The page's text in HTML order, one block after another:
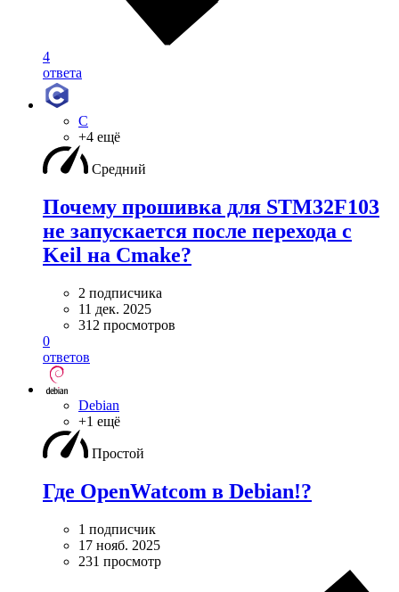
4
ответа
C
+4 ещё
Средний
Почему прошивка для STM32F103
не запускается после перехода с
Keil на Cmake?
2 подписчика
11 дек. 2025
312 просмотров
0
ответов
Debian
+1 ещё
Простой
Где OpenWatcom в Debian!?
1 подписчик
17 нояб. 2025
231 просмотр